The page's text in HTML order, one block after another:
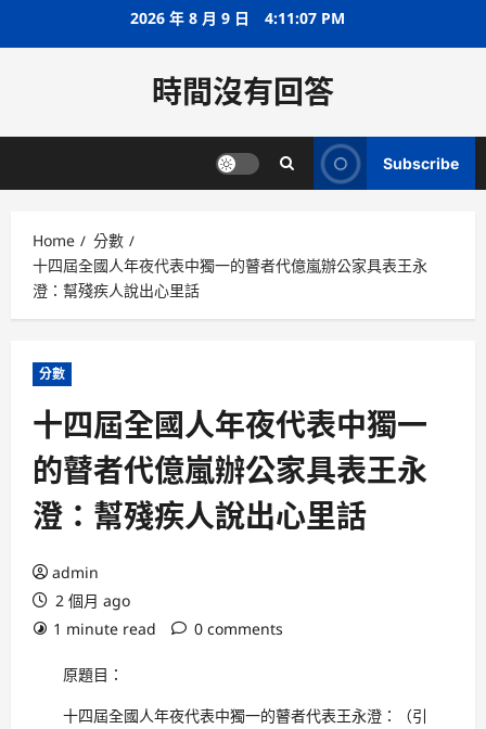
2026 年 8 月 9 日 4:11:07 PM
時間沒有回答
Subscribe
Home
分數
十四屆全國人年夜代表中獨一的瞽者代億嵐辦公家具表王永
澄：幫殘疾人說出心里話
分數
十四屆全國人年夜代表中獨一
的瞽者代億嵐辦公家具表王永
澄：幫殘疾人說出心里話
admin
2 個月 ago
1 minute read
0 comments
原題目：
十四屆全國人年夜代表中獨一的瞽者代表王永澄：（引